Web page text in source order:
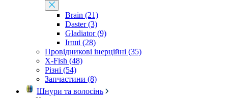
Brain (21)
Daster (3)
Gladiator (9)
Інші (28)
Провідникові інерційні (35)
X-Fish (48)
Різні (54)
Запчастини (8)
Шнури та волосінь